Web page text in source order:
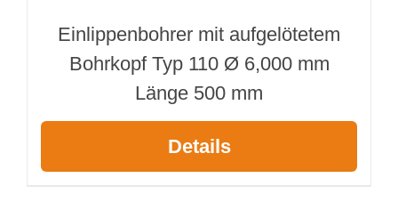
Einlippenbohrer mit aufgelötetem
Bohrkopf Typ 110 Ø 6,000 mm
Länge 500 mm
Details